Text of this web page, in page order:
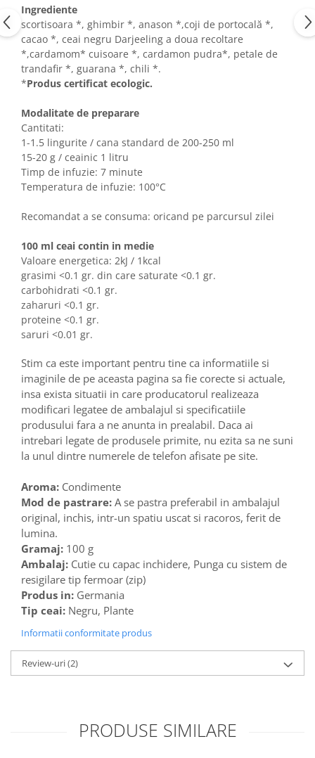
Ingrediente
scortisoara *, ghimbir *, anason *,coji de portocală *,
cacao *, ceai negru Darjeeling a doua recoltare
*,cardamom* cuisoare *, cardamon pudra*, petale de
trandafir *, guarana *, chili *.
*Produs certificat ecologic.
Modalitate de preparare
Cantitati:
1-1.5 lingurite / cana standard de 200-250 ml
15-20 g / ceainic 1 litru
Timp de infuzie: 7 minute
Temperatura de infuzie: 100°C
Recomandat a se consuma: oricand pe parcursul zilei
100 ml ceai contin in medie
Valoare energetica: 2kJ / 1kcal
grasimi <0.1 gr. din care saturate <0.1 gr.
carbohidrati <0.1 gr.
zaharuri <0.1 gr.
proteine <0.1 gr.
saruri <0.01 gr.
Stim ca este important pentru tine ca informatiile si
imaginile de pe aceasta pagina sa fie corecte si actuale,
insa exista situatii in care producatorul realizeaza
modificari legatee de ambalajul si specificatiile
produsului fara a ne anunta in prealabil. Daca ai
intrebari legate de produsele primite, nu ezita sa ne suni
la unul dintre numerele de telefon afisate pe site.
Aroma: Condimente
Mod de pastrare: A se pastra preferabil in ambalajul
original, inchis, intr-un spatiu uscat si racoros, ferit de
lumina.
Gramaj: 100 g
Ambalaj: Cutie cu capac inchidere, Punga cu sistem de
resigilare tip fermoar (zip)
Produs in: Germania
Tip ceai: Negru, Plante
Informatii conformitate produs
Review-uri(2)
PRODUSE SIMILARE